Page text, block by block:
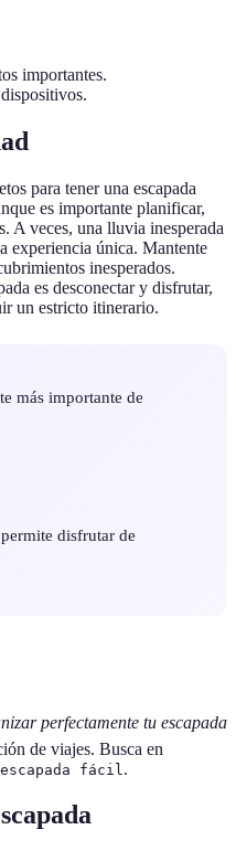
importantes.
para tener una escapada
es importante planificar,
A veces, una lluvia inesperada
experiencia única. Mantente
inesperados.
es desconectar y disfrutar,
un estricto itinerario.
más importante de
disfrutar de
perfectamente tu escapada
de viajes. Busca en
fácil .